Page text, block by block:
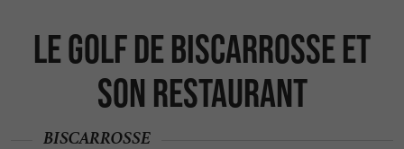
Le Golf de Biscarrosse et
son Restaurant
BISCARROSSE